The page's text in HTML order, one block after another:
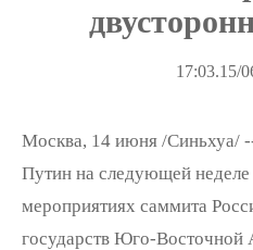
17:03.15/
Москва, 14 июня /Синьхуа/
Путин на следующей неделе
мероприятиях саммита
государств Юго-